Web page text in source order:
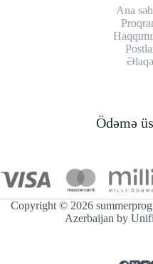
Ana
Əlaqə
Ödəmə
Copyright © 2026
Azerbaijan by